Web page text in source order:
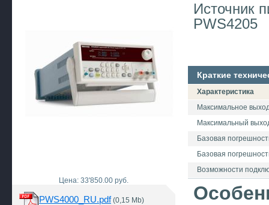
Цена: 33'850.00 руб.
PWS4000_RU.pdf(0,15 Mb)
Источник
PWS4205
Краткие
Характеристика
Максимальное
Максимальный
Базовая
Базовая
Возможности